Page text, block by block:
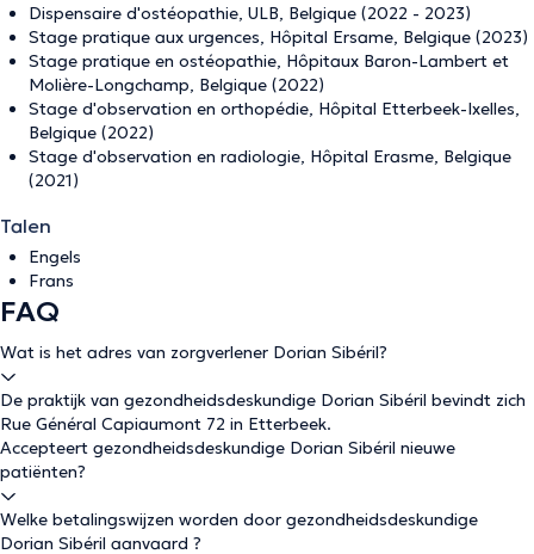
Dispensaire d'ostéopathie, ULB, Belgique (2022 - 2023)
Stage pratique aux urgences, Hôpital Ersame, Belgique (2023)
Stage pratique en ostéopathie, Hôpitaux Baron-Lambert et
Molière-Longchamp, Belgique (2022)
Stage d'observation en orthopédie, Hôpital Etterbeek-Ixelles,
Belgique (2022)
Stage d'observation en radiologie, Hôpital Erasme, Belgique
(2021)
Talen
Engels
Frans
FAQ
Wat is het adres van zorgverlener Dorian Sibéril?
De praktijk van gezondheidsdeskundige Dorian Sibéril bevindt zich
Rue Général Capiaumont 72 in Etterbeek.
Accepteert gezondheidsdeskundige Dorian Sibéril nieuwe
patiënten?
Welke betalingswijzen worden door gezondheidsdeskundige
Dorian Sibéril aanvaard ?